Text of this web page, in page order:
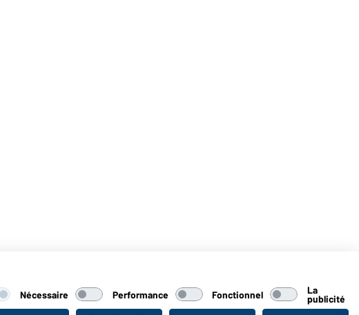
Nécessaire Performance Fonctionnel La
publicité